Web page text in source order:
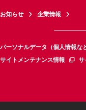
お知らせ 企業情報
パーソナルデータ（個人情報な
サイトメンテナンス情報
サ